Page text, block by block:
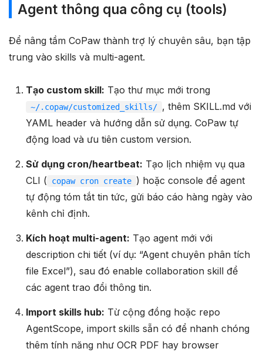
Agent thông qua công cụ (tools)
Để nâng tầm CoPaw thành trợ lý chuyên sâu, bạn tập
trung vào skills và multi-agent.
Tạo custom skill: Tạo thư mục mới trong
~/.copaw/customized_skills/ , thêm SKILL.md với
YAML header và hướng dẫn sử dụng. CoPaw tự
động load và ưu tiên custom version.
Sử dụng cron/heartbeat: Tạo lịch nhiệm vụ qua
CLI (
copaw cron create ) hoặc console để agent
tự động tóm tắt tin tức, gửi báo cáo hàng ngày vào
kênh chỉ định.
Kích hoạt multi-agent: Tạo agent mới với
description chi tiết (ví dụ: “Agent chuyên phân tích
file Excel”), sau đó enable collaboration skill để
các agent trao đổi thông tin.
Import skills hub: Từ cộng đồng hoặc repo
AgentScope, import skills sẵn có để nhanh chóng
thêm tính năng như OCR PDF hay browser